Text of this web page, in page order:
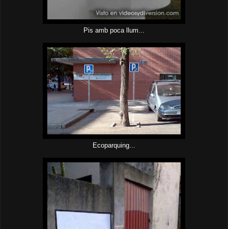
Pis amb poca llum...
Ecoparquing...